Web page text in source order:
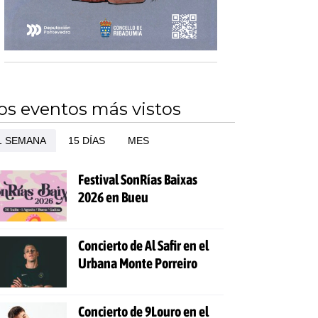
eventos más vistos
SEMANA 15 DÍAS MES
Festival SonRías Baixas
2026 en Bueu
Concierto de Al Safir en el
Urbana Monte Porreiro
Concierto de 9Louro en el